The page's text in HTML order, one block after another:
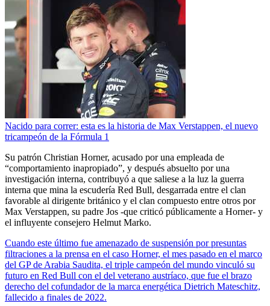
Nacido para correr: esta es la historia de Max Verstappen, el nuevo
tricampeón de la Fórmula 1
Su patrón Christian Horner, acusado por una empleada de
“comportamiento inapropiado”, y después absuelto por una
investigación interna, contribuyó a que saliese a la luz la guerra
interna que mina la escudería Red Bull, desgarrada entre el clan
favorable al dirigente británico y el clan compuesto entre otros por
Max Verstappen, su padre Jos -que criticó públicamente a Horner- y
el influyente consejero Helmut Marko.
Cuando este último fue amenazado de suspensión por presuntas
filtraciones a la prensa en el caso Horner, el mes pasado en el marco
del GP de Arabia Saudita, el triple campeón del mundo vinculó su
futuro en Red Bull con el del veterano austríaco, que fue el brazo
derecho del cofundador de la marca energética Dietrich Mateschitz,
fallecido a finales de 2022.